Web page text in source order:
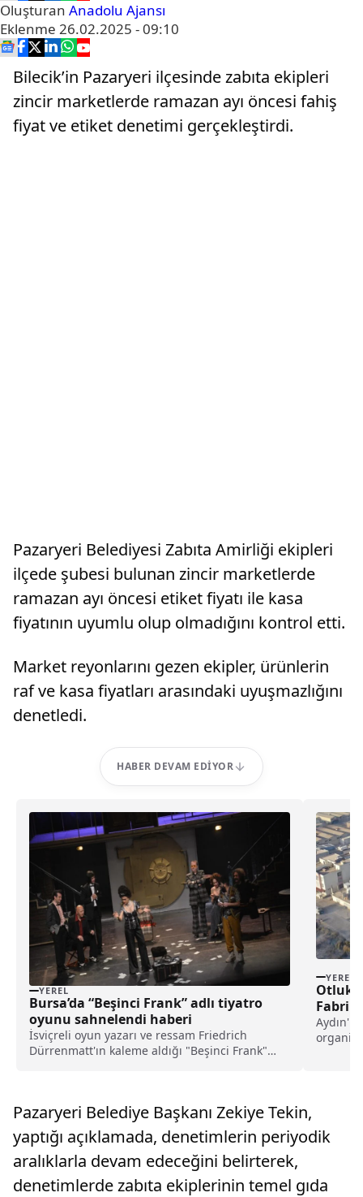
Oluşturan Anadolu Ajansı
Eklenme 26.02.2025 - 09:10
Bilecik’in Pazaryeri ilçesinde zabıta ekipleri
zincir marketlerde ramazan ayı öncesi fahiş
fiyat ve etiket denetimi gerçekleştirdi.
Pazaryeri Belediyesi Zabıta Amirliği ekipleri
ilçede şubesi bulunan zincir marketlerde
ramazan ayı öncesi etiket fiyatı ile kasa
fiyatının uyumlu olup olmadığını kontrol etti.
Market reyonlarını gezen ekipler, ürünlerin
raf ve kasa fiyatları arasındaki uyuşmazlığını
denetledi.
HABER DEVAM EDIYOR
YEREL
Bursa’da “Beşinci Frank” adlı tiyatro
oyunu sahnelendi haberi
İsviçreli oyun yazarı ve ressam Friedrich
Dürrenmatt'ın kaleme aldığı "Beşinci Frank"
Güneyer yönetti.Serdar Seçkin...
YEREL
Otluk
Pazaryeri Belediye Başkanı Zekiye Tekin,
yaptığı açıklamada, denetimlerin periyodik
aralıklarla devam edeceğini belirterek,
denetimlerde zabıta ekiplerinin temel gıda